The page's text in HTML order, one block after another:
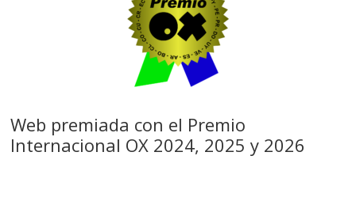
Web premiada con el Premio
Internacional OX 2024, 2025 y 2026